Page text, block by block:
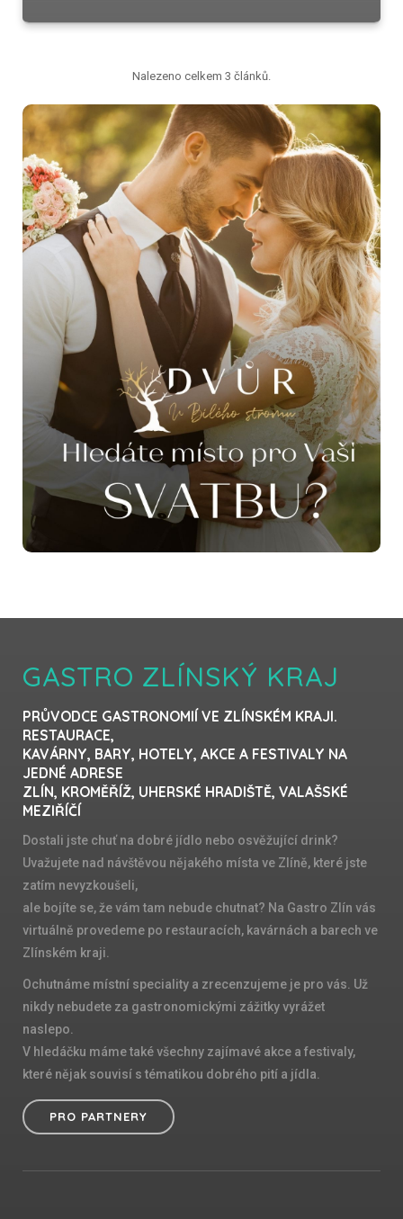
Nalezeno celkem 3 článků.
GASTRO ZLÍNSKÝ KRAJ
PRŮVODCE GASTRONOMIÍ VE ZLÍNSKÉM KRAJI.
RESTAURACE,
KAVÁRNY, BARY, HOTELY, AKCE A FESTIVALY NA
JEDNÉ ADRESE
ZLÍN, KROMĚŘÍŽ, UHERSKÉ HRADIŠTĚ, VALAŠSKÉ
MEZIŘÍČÍ
Dostali jste chuť na dobré jídlo nebo osvěžující drink?
Uvažujete nad návštěvou nějakého místa ve Zlíně, které jste
zatím nevyzkoušeli,
ale bojíte se, že vám tam nebude chutnat? Na Gastro Zlín vás
virtuálně provedeme po restauracích, kavárnách a barech ve
Zlínském kraji.
Ochutnáme místní speciality a zrecenzujeme je pro vás. Už
nikdy nebudete za gastronomickými zážitky vyrážet
naslepo.
V hledáčku máme také všechny zajímavé akce a festivaly,
které nějak souvisí s tématikou dobrého pití a jídla.
PRO PARTNERY